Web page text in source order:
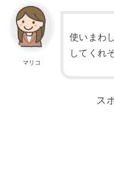
マリコ
使いまわ
してくれ
ス